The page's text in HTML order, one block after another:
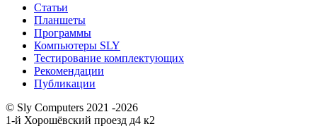
Статьи
Планшеты
Программы
Компьютеры SLY
Тестирование комплектующих
Рекомендации
Публикации
© Sly Computers 2021 -2026
1-й Хорошёвский проезд д4 к2